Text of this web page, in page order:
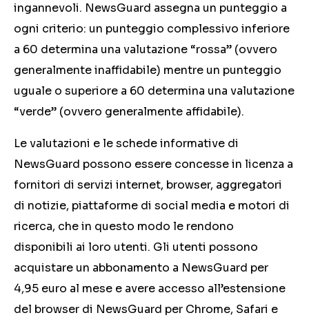
ingannevoli. NewsGuard assegna un punteggio a
ogni criterio: un punteggio complessivo inferiore
a 60 determina una valutazione “rossa” (ovvero
generalmente inaffidabile) mentre un punteggio
uguale o superiore a 60 determina una valutazione
“verde” (ovvero generalmente affidabile).
Le valutazioni e le schede informative di
NewsGuard possono essere concesse in licenza a
fornitori di servizi internet, browser, aggregatori
di notizie, piattaforme di social media e motori di
ricerca, che in questo modo le rendono
disponibili ai loro utenti. Gli utenti possono
acquistare un abbonamento a NewsGuard per
4,95 euro al mese e avere accesso all’estensione
del browser di NewsGuard per Chrome, Safari e